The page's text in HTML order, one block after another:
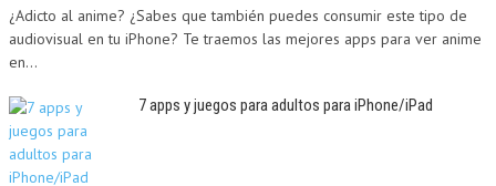
¿Adicto al anime? ¿Sabes que también puedes consumir este tipo de
audiovisual en tu iPhone? Te traemos las mejores apps para ver anime
en...
7 apps y juegos para adultos para iPhone/iPad